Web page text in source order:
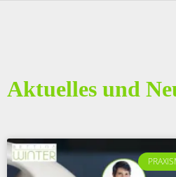
Aktuelles und